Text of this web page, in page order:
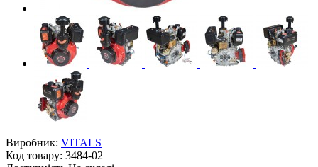
Виробник: VITALS
Код товару: 3484-02